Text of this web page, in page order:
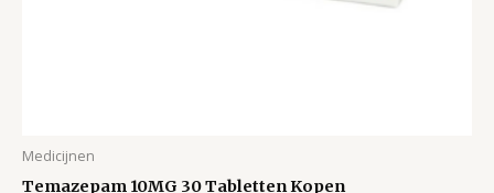
Medicijnen
Temazepam 10MG 30 Tabletten Kopen